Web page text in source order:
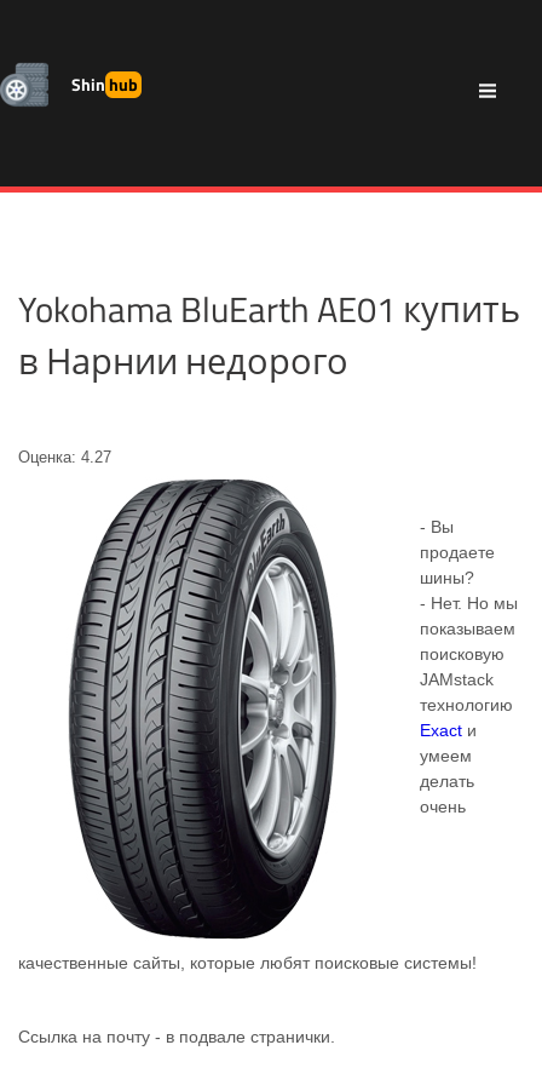
Shinhub
Yokohama BluEarth AE01 купить
в Нарнии недорого
Оценка: 4.27
- Вы
продаете
шины?
- Нет. Но мы
показываем
поисковую
JAMstack
технологию
Exact и
умеем
делать
очень
качественные сайты, которые любят поисковые системы!
Ссылка на почту - в подвале странички.